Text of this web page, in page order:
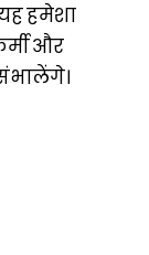
यह हमेशा
और